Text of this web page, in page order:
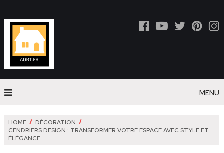
MENU
HOME
DÉCORATION
CENDRIERS DESIGN : TRANSFORMER VOTRE ESPACE AVEC STYLE ET
ÉLÉGANCE